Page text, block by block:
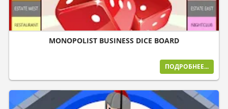
MONOPOLIST BUSINESS DICE BOARD
ПОДРОБНЕЕ...